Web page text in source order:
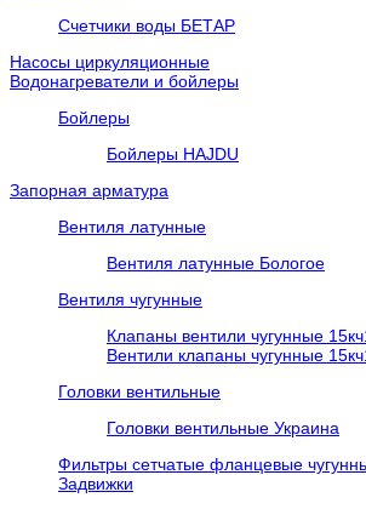
Счетчики воды БЕТАР
Насосы циркуляционные
Водонагреватели и бойлеры
Бойлеры
Бойлеры HAJDU
Запорная арматура
Вентиля латунные
Вентиля латунные Бологое
Вентиля чугунные
Клапаны вентили чугунные
Вентили клапаны чугунные
Головки вентильные
Головки вентильные Украина
Фильтры сетчатые фланцевые
Задвижки